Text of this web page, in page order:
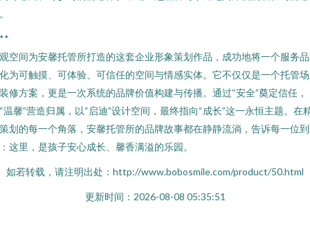
空间为安馨托管所打造的这套企业形象策划作品，成功地将一个服务
为可触摸、可体验、可信任的空间与情感实体。它不仅仅是一个托管
修方案，更是一次系统的品牌价值构建与传播。通过“安全”奠定信任，
温馨”营造归属，以“启迪”设计空间，最终指向“成长”这一永恒主题。在
划的每一个角落，安馨托管所的品牌故事都在静静流淌，告诉每一位
这里，是孩子安心成长、馨香满溢的乐园。
如若转载，请注明出处：http://www.bobosmile.com/product/50.html
更新时间：2026-08-08 05:35:51